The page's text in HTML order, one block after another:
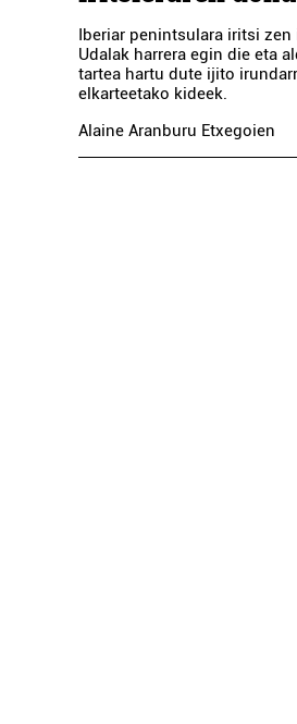
Iberiar penintsulara iritsi
Udalak harrera egin die eta
tartea hartu dute ijito
elkarteetako kideek.
Alaine Aranburu Etxegoien